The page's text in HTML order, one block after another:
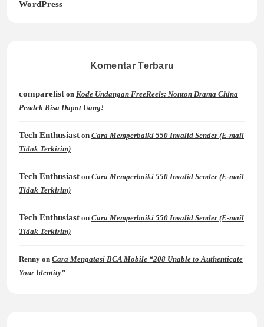
WordPress
Komentar Terbaru
comparelist on Kode Undangan FreeReels: Nonton Drama China
Pendek Bisa Dapat Uang!
Tech Enthusiast on Cara Memperbaiki 550 Invalid Sender (E-mail
Tidak Terkirim)
Tech Enthusiast on Cara Memperbaiki 550 Invalid Sender (E-mail
Tidak Terkirim)
Tech Enthusiast on Cara Memperbaiki 550 Invalid Sender (E-mail
Tidak Terkirim)
Renny on Cara Mengatasi BCA Mobile “208 Unable to Authenticate
Your Identity”